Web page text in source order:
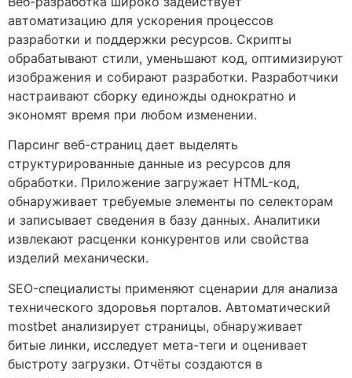
автоматизацию для ускорения процессов
разработки и поддержки ресурсов. Скрипты
обрабатывают стили, уменьшают код, оптимизируют
изображения и собирают разработки. Разработчики
настраивают сборку единожды однократно и
экономят время при любом изменении.
Парсинг веб-страниц дает выделять
структурированные данные из ресурсов для
обработки. Приложение загружает HTML-код,
обнаруживает требуемые элементы по селекторам
и записывает сведения в базу данных. Аналитики
извлекают расценки конкурентов или свойства
изделий механически.
SEO-специалисты применяют сценарии для анализа
технического здоровья порталов. Автоматический
mostbet анализирует страницы, обнаруживает
битые линки, исследует мета-теги и оценивает
быстроту загрузки. Отчёты создаются в